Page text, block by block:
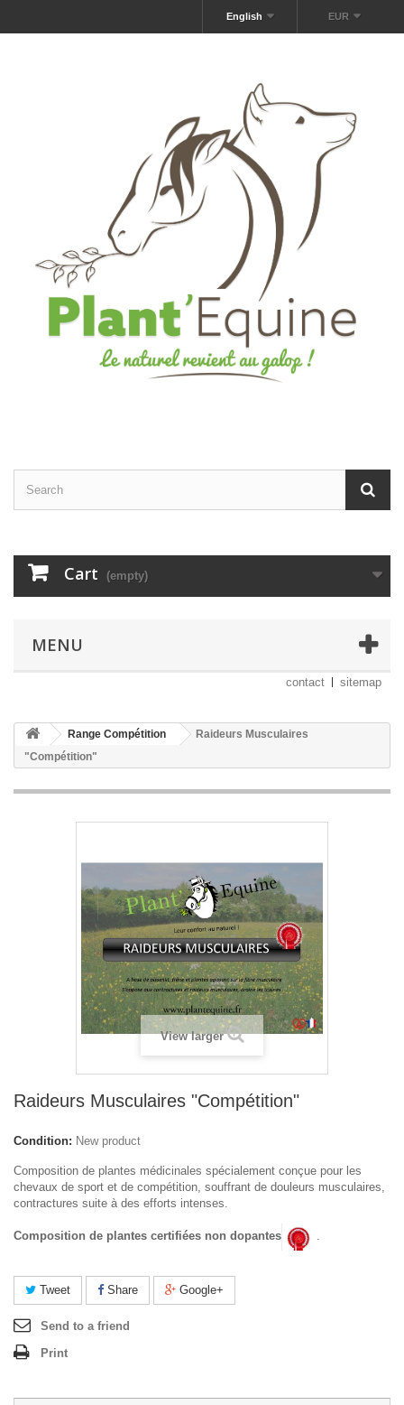
EUR
English
Cart (empty)
MENU
contact sitemap
Range Compétition
Raideurs Musculaires
"Compétition"
View larger
Raideurs Musculaires "Compétition"
Condition: New product
Composition de plantes médicinales spécialement conçue pour les
chevaux de sport et de compétition, souffrant de douleurs musculaires,
contractures suite à des efforts intenses.
Composition de plantes certifiées non dopantes .
Tweet Share Google+
Send to a friend
Print